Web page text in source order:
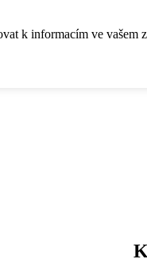
k informacím ve vašem